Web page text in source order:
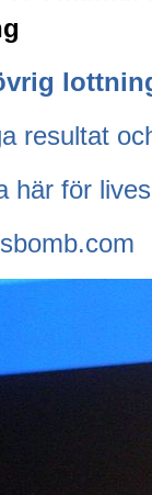
resultat
här för